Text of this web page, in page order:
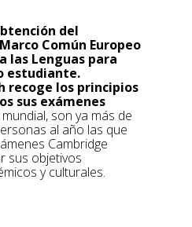
del
Común Europeo
las Lenguas para
estudiante.
recoge los principios
sus exámenes
son ya más de
al año las que
Cambridge
sus objetivos
y culturales.